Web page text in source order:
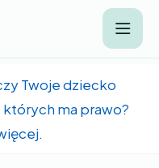
Twoje dziecko
ma prawo?